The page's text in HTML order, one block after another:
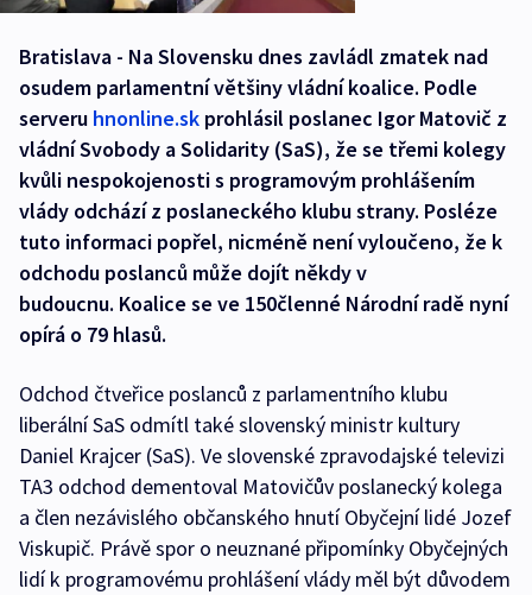
Bratislava - Na Slovensku dnes zavládl zmatek nad
osudem parlamentní většiny vládní koalice. Podle
serveru hnonline.sk prohlásil poslanec Igor Matovič z
vládní Svobody a Solidarity (SaS), že se třemi kolegy
kvůli nespokojenosti s programovým prohlášením
vlády odchází z poslaneckého klubu strany. Posléze
tuto informaci popřel, nicméně není vyloučeno, že k
odchodu poslanců může dojít někdy v
budoucnu. Koalice se ve 150členné Národní radě nyní
opírá o 79 hlasů.
Odchod čtveřice poslanců z parlamentního klubu
liberální SaS odmítl také slovenský ministr kultury
Daniel Krajcer (SaS). Ve slovenské zpravodajské televizi
TA3 odchod dementoval Matovičův poslanecký kolega
a člen nezávislého občanského hnutí Obyčejní lidé Jozef
Viskupič. Právě spor o neuznané připomínky Obyčejných
lidí k programovému prohlášení vlády měl být důvodem